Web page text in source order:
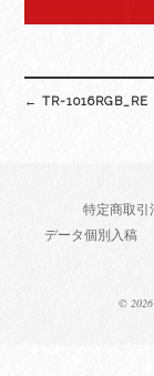
navigation
← TR-1016RGB_RE
特定商取引
データ個別入稿
©